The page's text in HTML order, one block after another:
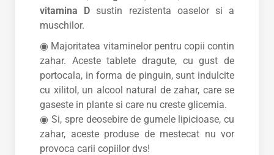
vitamina
D sustin rezistenta oaselor si a
muschilor.
◉ Majoritatea vitaminelor pentru copii contin
zahar. Aceste tablete dragute, cu gust de
portocala, in forma de pinguin, sunt indulcite
cu xilitol, un alcool natural de zahar, care se
gaseste in plante si care nu creste glicemia.
◉ Si, spre deosebire de gumele lipicioase, cu
zahar, aceste produse de mestecat nu vor
provoca carii copiilor dvs!